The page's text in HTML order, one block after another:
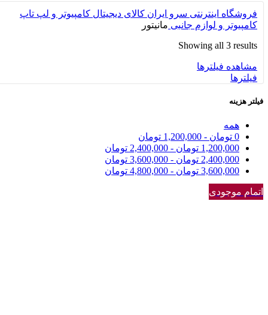
فروشگاه اینترنتی سرو ایران کالای دیجیتال کامپیوتر و لپ تاپ
کامپیوتر و لوازم جانبی مانیتور
Showing all 3 results
مشاهده فیلترها
فیلترها
فیلتر هزینه
همه
0 تومان -
1,200,000 تومان
1,200,000 تومان -
2,400,000 تومان
2,400,000 تومان -
3,600,000 تومان
3,600,000 تومان -
4,800,000 تومان
اتمام موجودی